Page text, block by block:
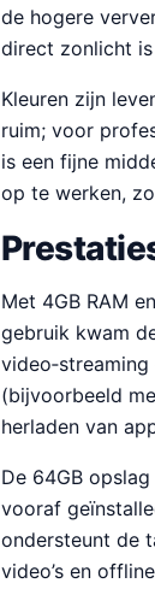
de hogere
direct zonlicht
Kleuren zijn
ruim; voor
is een fijne
op te werken,
Met 4GB RAM
gebruik kwam
(bijvoorbeeld
herladen van
De 64GB
vooraf
ondersteunt de
video’s en